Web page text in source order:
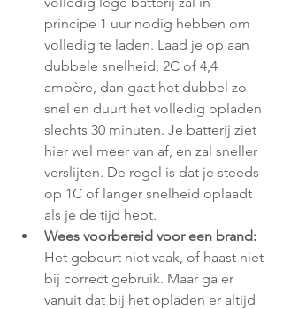
principe 1 uur nodig hebben om
volledig te laden. Laad je op aan
dubbele snelheid, 2C of 4,4
ampère, dan gaat het dubbel zo
snel en duurt het volledig opladen
slechts 30 minuten. Je batterij ziet
hier wel meer van af, en zal sneller
verslijten. De regel is dat je steeds
op 1C of langer snelheid oplaadt
als je de tijd hebt.
Wees voorbereid voor een brand:
Het gebeurt niet vaak, of haast niet
bij correct gebruik. Maar ga er
vanuit dat bij het opladen er altijd